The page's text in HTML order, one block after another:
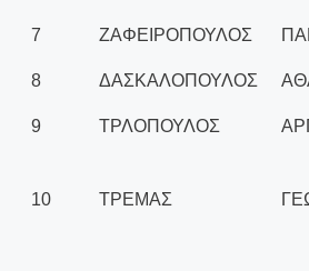
7 ΖΑΦΕΙΡΟΠΟΥΛΟΣ
8 ΔΑΣΚΑΛΟΠΟΥΛΟΣ
9 ΤΡΛΟΠΟΥΛΟΣ
10 ΤΡΕΜΑΣ